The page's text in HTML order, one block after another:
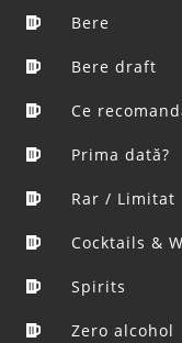
Bere
Bere draft
Ce
Prima dată?
Rar / Limitat
Cocktails &
Spirits
Zero alcohol